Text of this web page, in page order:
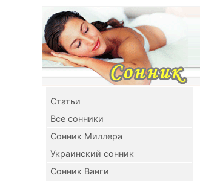
Cтатьи
Все сонники
Сонник Миллера
Украинский сонник
Сонник Ванги